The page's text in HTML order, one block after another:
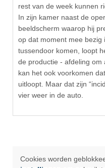
rest van de week kunnen
In zijn kamer naast de
beeldscherm waarop hij
op dat moment mee bezig
tussendoor komen, loopt
de productie - afdeling om
kan het ook voorkomen
uitloopt. Maar dat zijn
vier weer in de auto.
Cookies worden